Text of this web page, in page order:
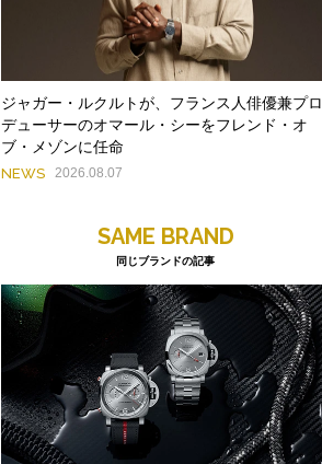
ジャガー・ルクルトが、フランス人俳優兼プロ
デューサーのオマール・シーをフレンド・オ
ブ・メゾンに任命
NEWS 2026.08.07
SAME BRAND
同じブランドの記事